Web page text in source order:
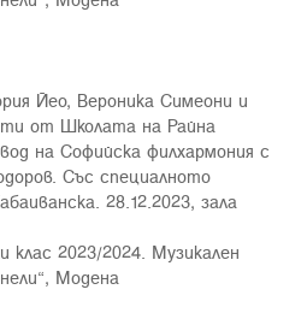
Йео, Вероника Симеони и
от Школата на Райна
на Софийска филхармония с
Със специалното
28.12.2023, зала
клас 2023/2024. Музикален
Модена